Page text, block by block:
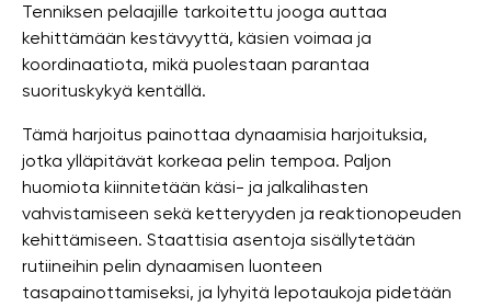
Tenniksen pelaajille tarkoitettu jooga auttaa
kehittämään kestävyyttä, käsien voimaa ja
koordinaatiota, mikä puolestaan ​​parantaa
suorituskykyä kentällä.
Tämä harjoitus painottaa dynaamisia harjoituksia,
jotka ylläpitävät korkeaa pelin tempoa. Paljon
huomiota kiinnitetään käsi- ja jalkalihasten
vahvistamiseen sekä ketteryyden ja reaktionopeuden
kehittämiseen. Staattisia asentoja sisällytetään
rutiineihin pelin dynaamisen luonteen
tasapainottamiseksi, ja lyhyitä lepotaukoja pidetään